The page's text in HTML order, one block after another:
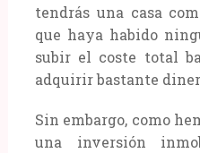
tendrás una casa
que haya habido
subir el coste total
adquirir bastante
Sin embargo, como
una inversión